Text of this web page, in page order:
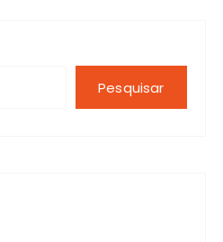
Pesquisar